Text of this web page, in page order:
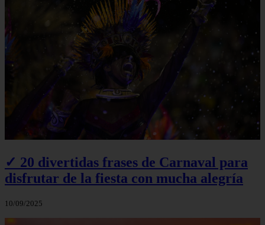
✓ 20 divertidas frases de Carnaval para
disfrutar de la fiesta con mucha alegría
10/09/2025